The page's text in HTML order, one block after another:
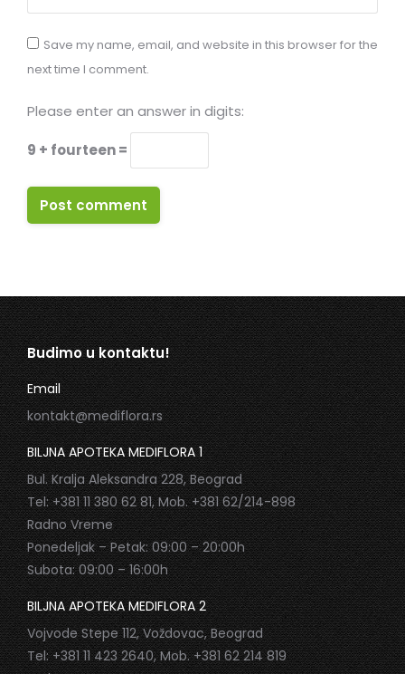
Save my name, email, and website in this browser for the
next time I comment.
Please enter an answer in digits:
9 + fourteen =
Post comment
Budimo u kontaktu!
Email
kontakt@mediflora.rs
BILJNA APOTEKA MEDIFLORA 1
Bul. Kralja Aleksandra 228, Beograd
Tel: +381 11 380 62 81, Mob. +381 62/214-898
Radno Vreme
Ponedeljak – Petak: 09:00 – 20:00h
Subota: 09:00 – 16:00h
BILJNA APOTEKA MEDIFLORA 2
Vojvode Stepe 112, Voždovac, Beograd
Tel: +381 11 423 2640, Mob. +381 62 214 819